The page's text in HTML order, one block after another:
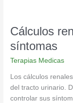
Cálculos
síntomas
Terapias Medicas
Los cálculos
del tracto urinario.
controlar sus